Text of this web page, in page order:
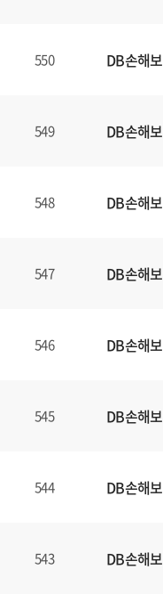
550 DB손해
549 DB손해
548 DB손해
547 DB손해
546 DB손해
545 DB손해
544 DB손해
543 DB손해